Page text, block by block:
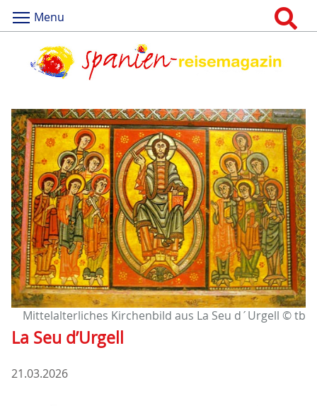
Menu
Mittelalterliches Kirchenbild aus La Seu d´Urgell © tb
La Seu d’Urgell
21.03.2026